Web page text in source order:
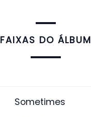
FAIXAS DO ÁLBUM
Sometimes